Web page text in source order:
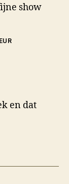
show
en dat